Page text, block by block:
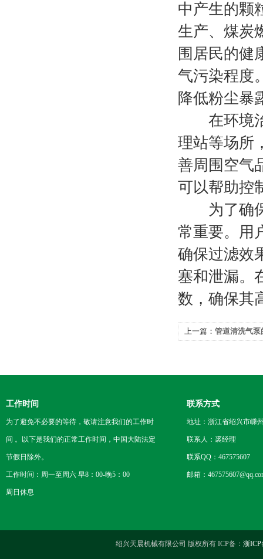
中产生的颗
生产、煤炭
围居民的健
气污染程度
降低粉尘暴
在环境治
理站等场所
善周围空气
可以帮助控
为了确保
常重要。用
确保过滤效
塞和泄漏。
数，确保其
上一篇： 管道清洗气泵
工作时间
为了避免不必要的等待，敬请注意我们的工作时
间 。以下是我们的正常工作时间，中国大陆法定
节假日除外。
工作时间：周一至周六 早8：00-晚5：00
周日休息
联系方式
地址：浙江省绍兴市嵊
联系人：裘经理
联系QQ：467575607
邮箱：
绍兴天晨机械有限公司 版权所有 ICP备： 浙ICP